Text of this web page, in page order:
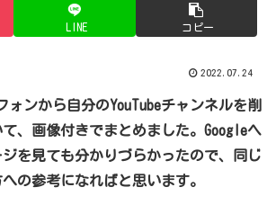
LINE コピー
2022.07.24
ォンから自分のYouTubeチャンネルを削
、画像付きでまとめました。Googleヘ
を見ても分かりづらかったので、同じ
の参考になればと思います。